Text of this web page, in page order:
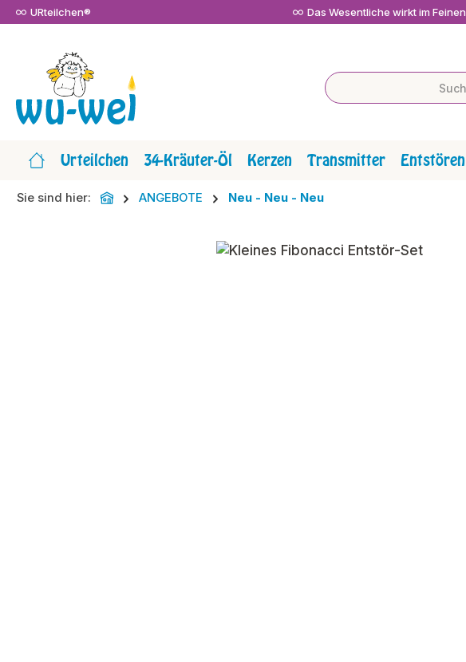
Hauptinhalt springen
Zur Suche springen
Zur Hauptnavigation springen
URteilchen® Das Wesentliche wirkt im Feinen
Urteilchen 34-Kräuter-Öl Kerzen Transmitter Entstören
Sie sind hier: ANGEBOTE Neu - Neu - Neu